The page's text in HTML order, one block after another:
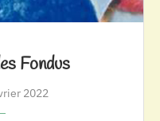
Fondus
2022